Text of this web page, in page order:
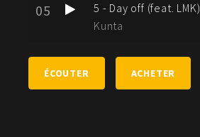
05
5 - Day off (feat. LMK)
Kunta
ÉCOUTER ACHETER